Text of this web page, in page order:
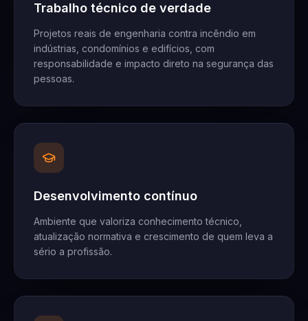
Trabalho técnico de verdade
Projetos reais de engenharia contra incêndio em
indústrias, condomínios e edifícios, com
responsabilidade e impacto direto na segurança das
pessoas.
Desenvolvimento contínuo
Ambiente que valoriza conhecimento técnico,
atualização normativa e crescimento de quem leva a
sério a profissão.